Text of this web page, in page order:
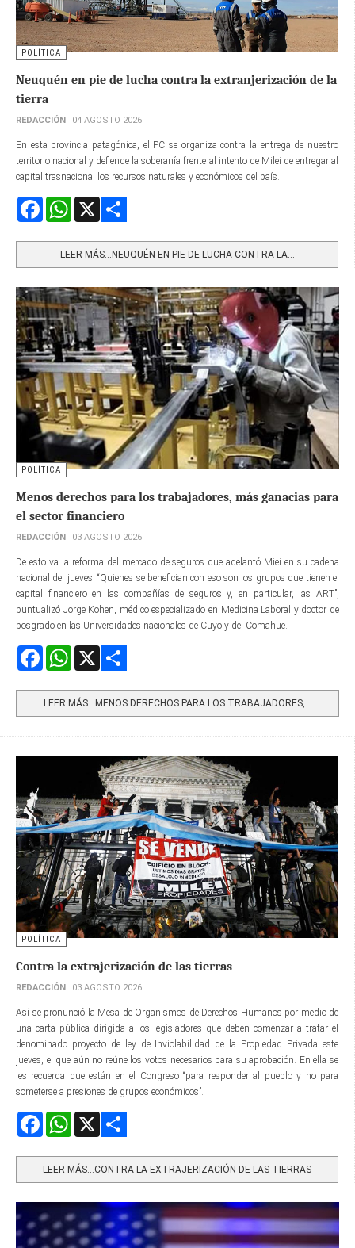
POLÍTICA
Neuquén en pie de lucha contra la extranjerización de la
tierra
REDACCIÓN 04 AGOSTO 2026
En esta provincia patagónica, el PC se organiza contra la entrega de nuestro
territorio nacional y defiende la soberanía frente al intento de Milei de entregar al
capital trasnacional los recursos naturales y económicos del país.
FacebookWhatsApp
LEER MÁS…NEUQUÉN EN PIE DE LUCHA CONTRA LA...
POLÍTICA
Menos derechos para los trabajadores, más ganacias para
el sector financiero
REDACCIÓN 03 AGOSTO 2026
De esto va la reforma del mercado de seguros que adelantó Miei en su cadena
nacional del jueves. “Quienes se benefician con eso son los grupos que tienen el
capital financiero en las compañías de seguros y, en particular, las ART”,
puntualizó Jorge Kohen, médico especializado en Medicina Laboral y doctor de
posgrado en las Universidades nacionales de Cuyo y del Comahue.
FacebookWhatsApp
LEER MÁS…MENOS DERECHOS PARA LOS TRABAJADORES,...
POLÍTICA
Contra la extrajerización de las tierras
REDACCIÓN 03 AGOSTO 2026
Así se pronunció la Mesa de Organismos de Derechos Humanos por medio de
una carta pública dirigida a los legisladores que deben comenzar a tratar el
denominado proyecto de ley de Inviolabilidad de la Propiedad Privada este
jueves, el que aún no reúne los votos necesarios para su aprobación. En ella se
les recuerda que están en el Congreso “para responder al pueblo y no para
someterse a presiones de grupos económicos”.
FacebookWhatsApp
LEER MÁS…CONTRA LA EXTRAJERIZACIÓN DE LAS TIERRAS